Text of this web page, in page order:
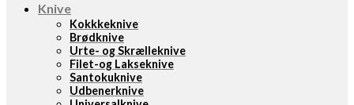
Knive
Kokkkeknive
Brødknive
Urte- og Skrælleknive
Filet-og Lakseknive
Santokuknive
Udbenerknive